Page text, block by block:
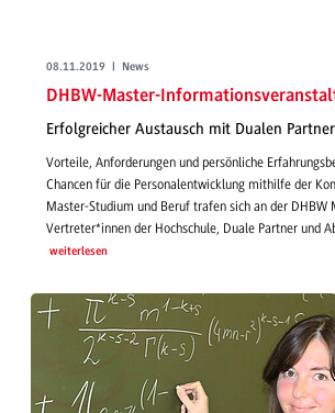
08.11.2019 | News
DHBW-Master-
Erfolgreicher Austausch mit Dualen
Vorteile, Anforderungen und persönliche
Chancen für die Personalentwicklung mithilfe der
Master-Studium und Beruf trafen sich an der DHBW
Vertreter*innen der Hochschule, Duale Partner und
weiterlesen